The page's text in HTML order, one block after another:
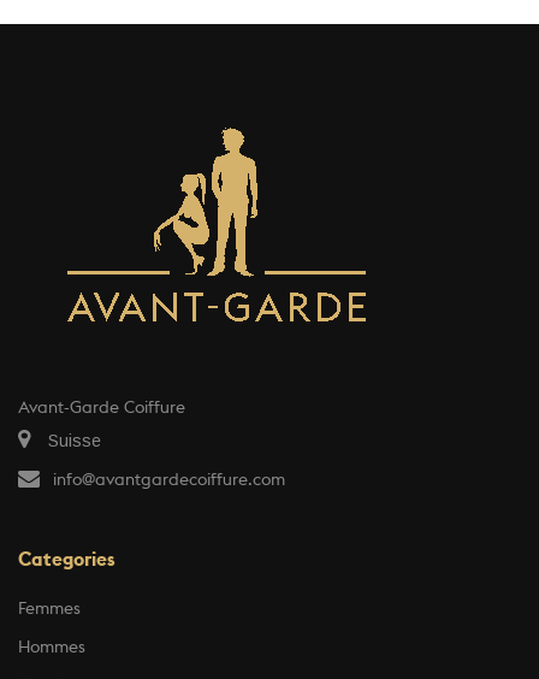
Avant-Garde Coiffure
Suisse
info@avantgardecoiffure.com
Categories
Femmes
Hommes